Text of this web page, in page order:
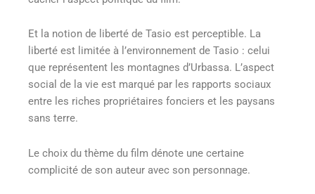
Et la notion de liberté de Tasio est perceptible. La
liberté est limitée à l’environnement de Tasio : celui
que représentent les montagnes d’Urbassa. L’aspect
social de la vie est marqué par les rapports sociaux
entre les riches propriétaires fonciers et les paysans
sans terre.
Le choix du thème du film dénote une certaine
complicité de son auteur avec son personnage.